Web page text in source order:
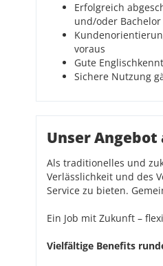
Erfolgreich
und/oder
voraus
Gute
Sichere Nutzung
Unser Angebot
Als traditionelles und
Verlässlichkeit und des
Service zu bieten.
Ein Job mit Zukunft –
Vielfältige Benefits